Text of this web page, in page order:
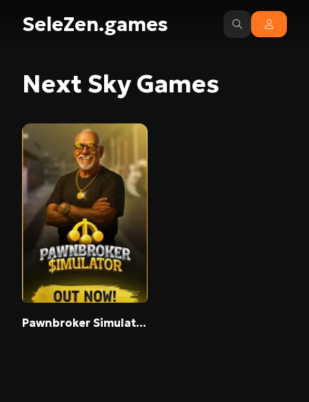
SeleZen.games
Next Sky Games
Pawnbroker Simulator